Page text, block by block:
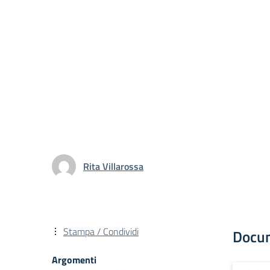
Rita Villarossa
Stampa / Condividi
Argomenti